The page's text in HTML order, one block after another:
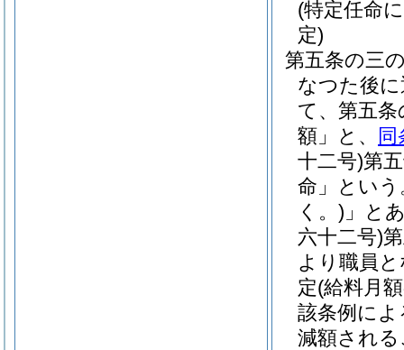
(特定任命
定)
第五条の三
なつた後
て、第五
額」と、
同
十二号)第
命」という
く。) 」と
六十二号)
より職員
定(給料月
該条例に
減額され